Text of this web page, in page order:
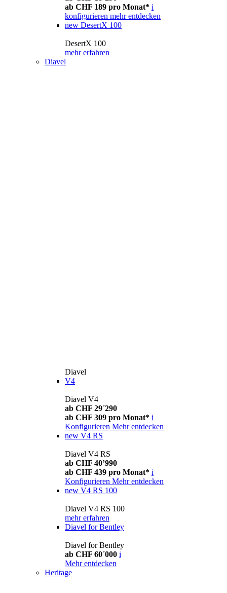
ab CHF 189 pro Monat* i
konfigurieren mehr entdecken
new DesertX 100
DesertX 100
mehr erfahren
Diavel
Diavel
V4
Diavel V4
ab CHF 29´290
ab CHF 309 pro Monat* i
Konfigurieren Mehr entdecken
new V4 RS
Diavel V4 RS
ab CHF 40’990
ab CHF 439 pro Monat* i
Konfigurieren Mehr entdecken
new V4 RS 100
Diavel V4 RS 100
mehr erfahren
Diavel for Bentley
Diavel for Bentley
ab CHF 60´000 i
Mehr entdecken
Heritage